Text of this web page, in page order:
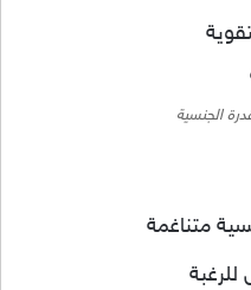
متناغمة
للرغبة